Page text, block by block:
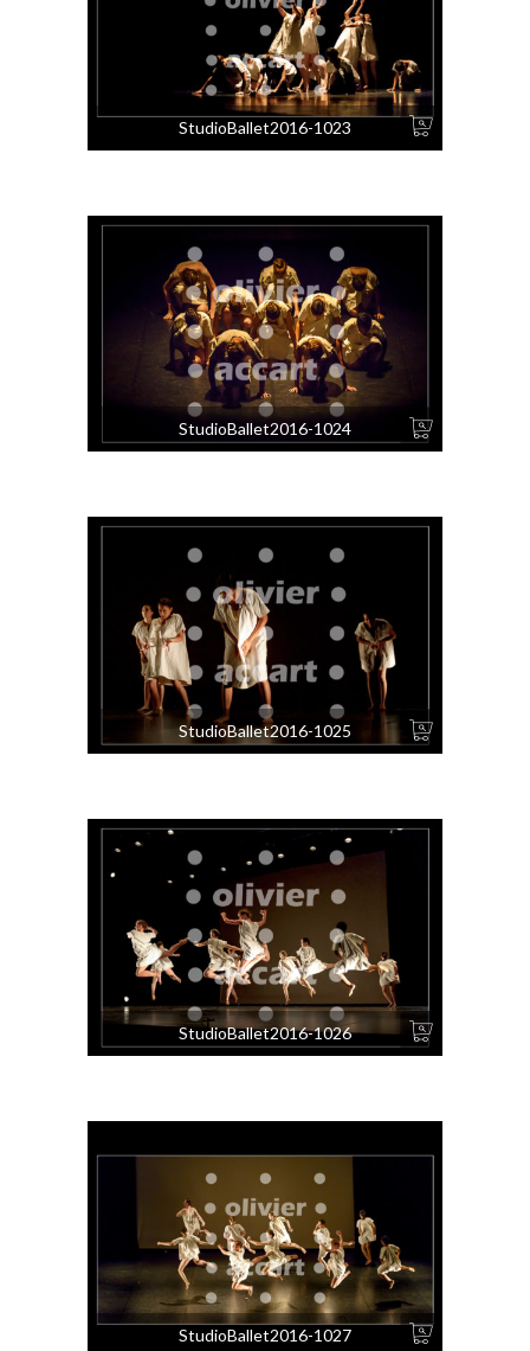
StudioBallet2016-1023
StudioBallet2016-1024
StudioBallet2016-1025
StudioBallet2016-1026
StudioBallet2016-1027